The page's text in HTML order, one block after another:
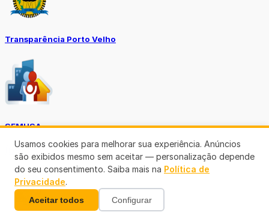
Transparência Porto Velho
SEMUSA
(69)3901-3176
Usamos cookies para melhorar sua experiência. Anúncios
são exibidos mesmo sem aceitar — personalização depende
do seu consentimento. Saiba mais na Política de
Privacidade.
Aceitar todos Configurar